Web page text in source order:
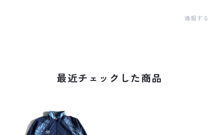
通報する
最近チェックした商品